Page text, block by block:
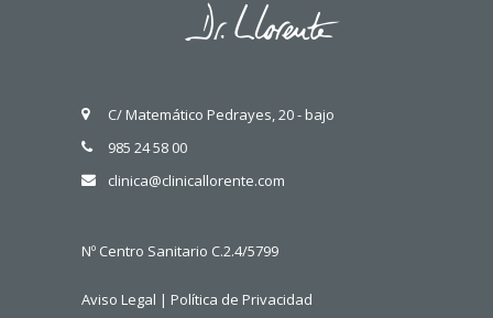
C/ Matemático Pedrayes, 20 - bajo
985 24 58 00
clinica@clinicallorente.com
Nº Centro Sanitario C.2.4/5799
Aviso Legal | Política de Privacidad